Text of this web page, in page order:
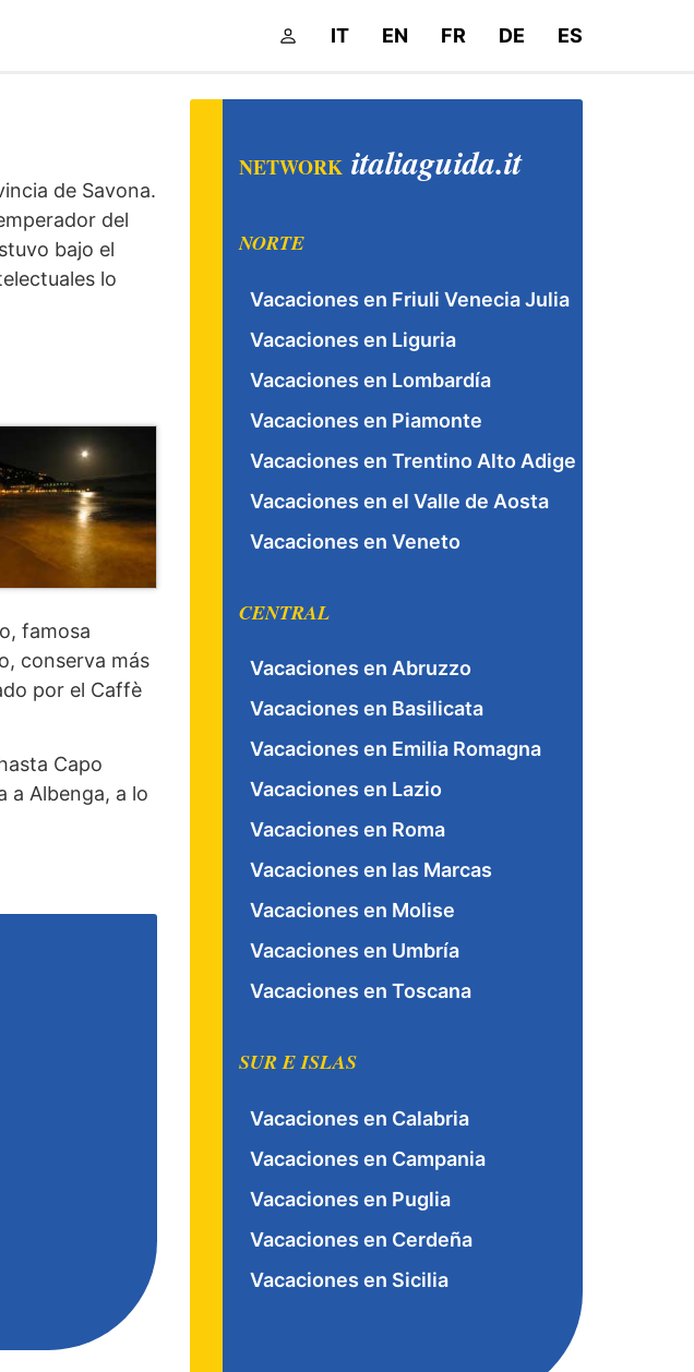
IT EN FR DE ES
de Savona.
del
bajo el
lo
famosa
conserva más
por el Caffè
Capo
a Albenga, a lo
NETWORK italiaguida.it
NORTE
Vacaciones en Friuli Venecia Julia
Vacaciones en Liguria
Vacaciones en Lombardía
Vacaciones en Piamonte
Vacaciones en Trentino Alto Adige
Vacaciones en el Valle de Aosta
Vacaciones en Veneto
CENTRAL
Vacaciones en Abruzzo
Vacaciones en Basilicata
Vacaciones en Emilia Romagna
Vacaciones en Lazio
Vacaciones en Roma
Vacaciones en las Marcas
Vacaciones en Molise
Vacaciones en Umbría
Vacaciones en Toscana
SUR E ISLAS
Vacaciones en Calabria
Vacaciones en Campania
Vacaciones en Puglia
Vacaciones en Cerdeña
Vacaciones en Sicilia